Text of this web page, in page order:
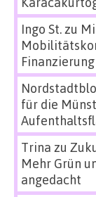
Ingo St.zu
für die
Trina zu
Mehr Grün
angedacht